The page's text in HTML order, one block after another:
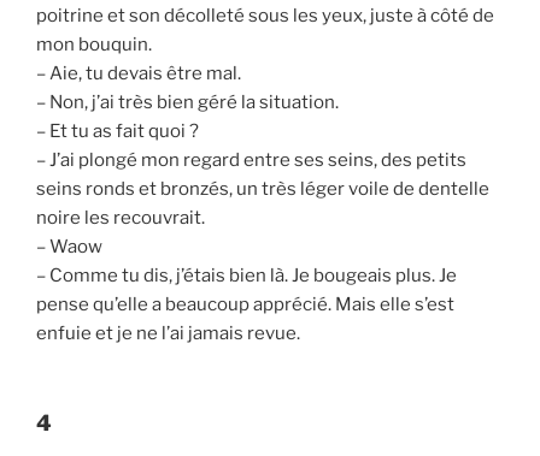
poitrine et son décolleté sous les yeux, juste à côté de
mon bouquin.
– Aie, tu devais être mal.
– Non, j’ai très bien géré la situation.
– Et tu as fait quoi ?
– J’ai plongé mon regard entre ses seins, des petits
seins ronds et bronzés, un très léger voile de dentelle
noire les recouvrait.
– Waow
– Comme tu dis, j’étais bien là. Je bougeais plus. Je
pense qu’elle a beaucoup apprécié. Mais elle s’est
enfuie et je ne l’ai jamais revue.
4